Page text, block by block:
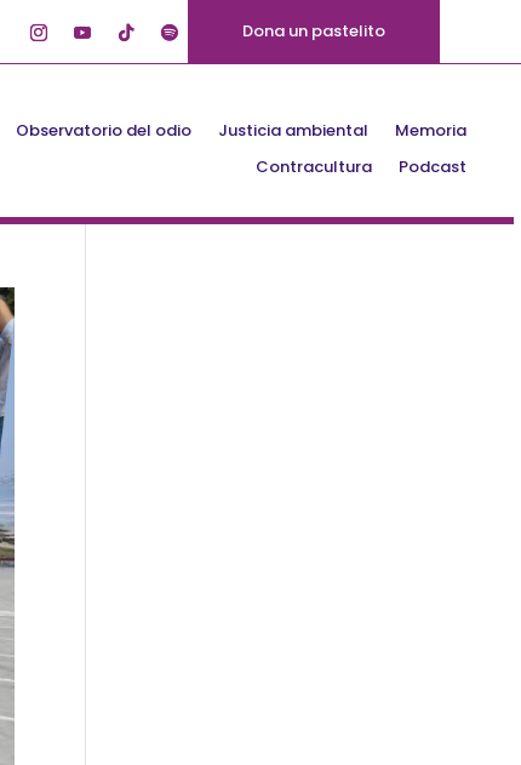
Dona un pastelito
Observatorio del odio Justicia ambiental
Memoria
Contracultura
Podcast